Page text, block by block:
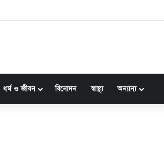
ধর্ম ও জীবন বিনোদন স্বাস্থ্য অন্যান্য